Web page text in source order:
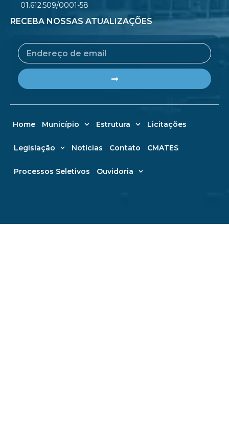
01.612.509/0001-58
RECEBA NOSSAS ATUALIZAÇÕES
Email
Home Município Estrutura Licitações
Legislação Notícias Contato CMATES
Processos Seletivos Ouvidoria